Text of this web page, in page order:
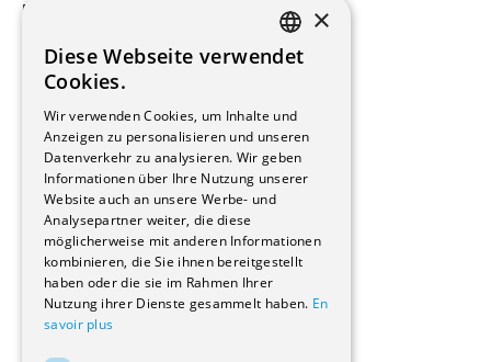
Beauftragte Unternehmen
Hersteller/Lieferanten
Bauherrschaften
Immobilienverwaltungsgesellschaften
Stockwerkeigentum
Reportagen
Wohnungen
Renovierungen
Innere Umbauten
Gastgewerbe und Tourismus
Verwaltungsgebäude und Geschäfte
Schuleinrichtungen
Medizinische Einrichtungen
FRENCH
×
Diese Webseite verwendet
Cookies.
Wir verwenden Cookies, um Inhalte und
Anzeigen zu personalisieren und unseren
Datenverkehr zu analysieren. Wir geben
Informationen über Ihre Nutzung unserer
Website auch an unsere Werbe- und
Analysepartner weiter, die diese
möglicherweise mit anderen Informationen
kombinieren, die Sie ihnen bereitgestellt
haben oder die sie im Rahmen Ihrer
Nutzung ihrer Dienste gesammelt haben. En
savoir plus